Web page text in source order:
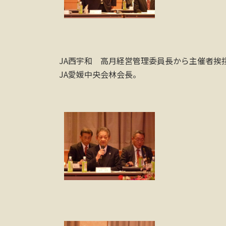
JA西宇和 高月経営管理委員長から主催者挨
JA愛媛中央会林会長。